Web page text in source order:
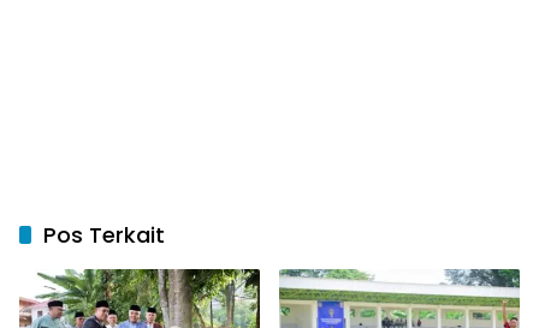
Pos Terkait